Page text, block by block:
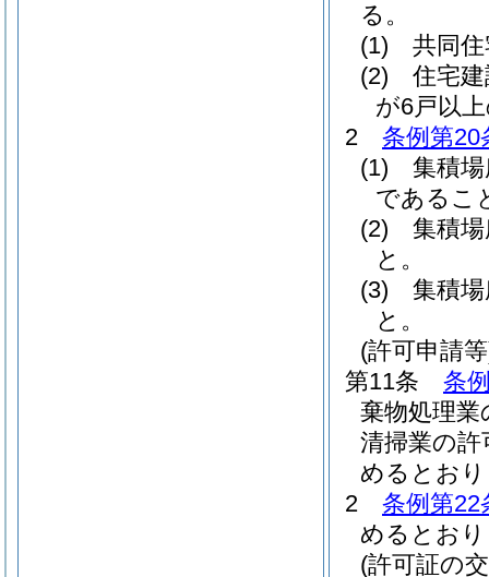
る。
(1)
共同
(2)
住宅
が6戸以
2
条例第20
(1)
集積
であるこ
(2)
集積
と。
(3)
集積
と。
(許可申請
第11条
条
棄物処理
清掃業の
めるとお
2
条例第22
めるとお
(許可証の